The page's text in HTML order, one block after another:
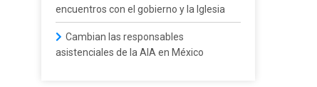
encuentros con el gobierno y la Iglesia
Cambian las responsables
asistenciales de la AIA en México